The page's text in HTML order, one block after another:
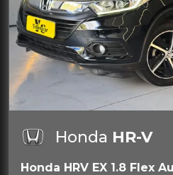
Honda HR-V
Honda HRV EX 1.8 Flex